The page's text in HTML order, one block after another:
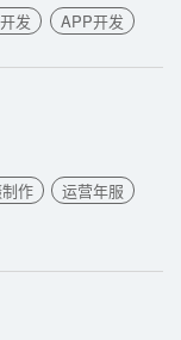
发 APP开发
作
运营年服